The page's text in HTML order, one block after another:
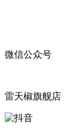
微信公众号
雷天椒旗舰店